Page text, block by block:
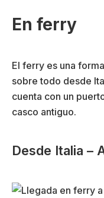
En ferry
El ferry es una
sobre todo desde
cuenta con un
casco antiguo.
Desde Italia –